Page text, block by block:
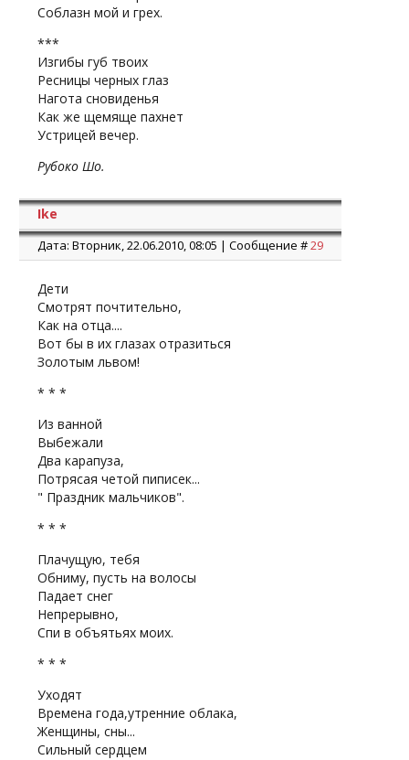
Соблазн мой и грех.
***
Изгибы губ твоих
Ресницы черных глаз
Нагота сновиденья
Как же щемяще пахнет
Устрицей вечер.
Рубоко Шо.
Ike
Дата: Вторник, 22.06.2010, 08:05 | Сообщение #29
Дети
Смотрят почтительно,
Как на отца....
Вот бы в их глазах отразиться
Золотым львом!
* * *
Из ванной
Выбежали
Два карапуза,
Потрясая четой пиписек...
" Праздник мальчиков".
* * *
Плачущую, тебя
Обниму, пусть на волосы
Падает снег
Непрерывно,
Спи в объятьях моих.
* * *
Уходят
Времена года,утренние облака,
Женщины, сны...
Сильный сердцем